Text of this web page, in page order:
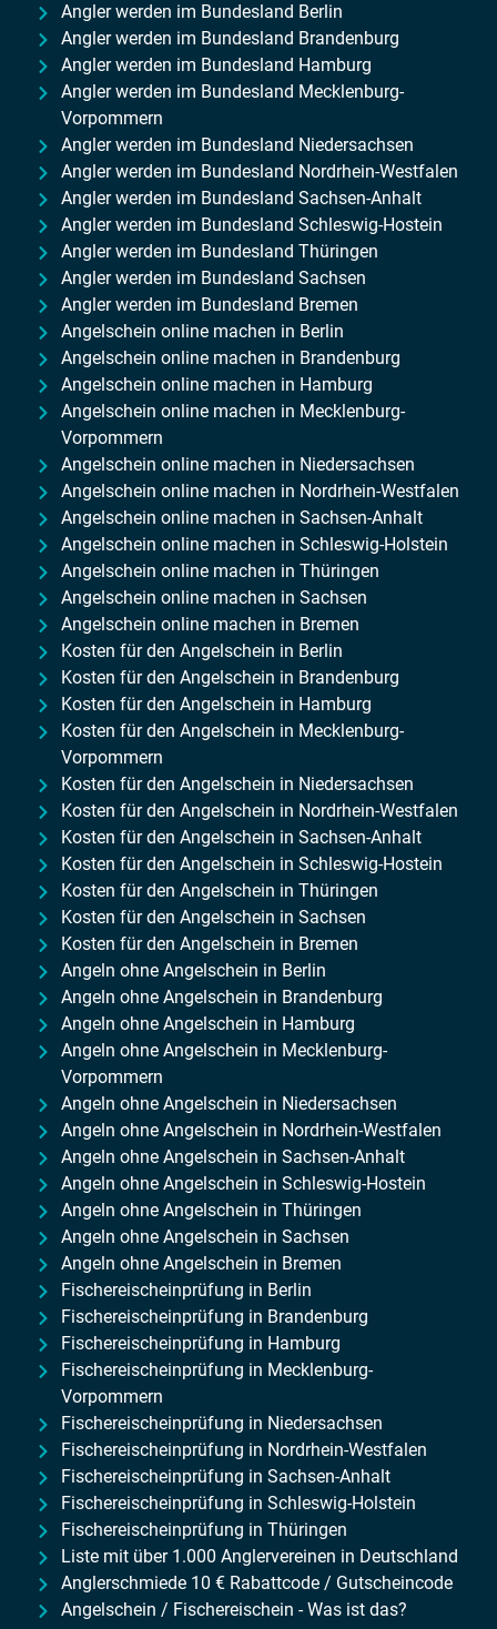
Angler werden im Bundesland Berlin
Angler werden im Bundesland Brandenburg
Angler werden im Bundesland Hamburg
Angler werden im Bundesland Mecklenburg-
Vorpommern
Angler werden im Bundesland Niedersachsen
Angler werden im Bundesland Nordrhein-Westfalen
Angler werden im Bundesland Sachsen-Anhalt
Angler werden im Bundesland Schleswig-Hostein
Angler werden im Bundesland Thüringen
Angler werden im Bundesland Sachsen
Angler werden im Bundesland Bremen
Angelschein online machen in Berlin
Angelschein online machen in Brandenburg
Angelschein online machen in Hamburg
Angelschein online machen in Mecklenburg-
Vorpommern
Angelschein online machen in Niedersachsen
Angelschein online machen in Nordrhein-Westfalen
Angelschein online machen in Sachsen-Anhalt
Angelschein online machen in Schleswig-Holstein
Angelschein online machen in Thüringen
Angelschein online machen in Sachsen
Angelschein online machen in Bremen
Kosten für den Angelschein in Berlin
Kosten für den Angelschein in Brandenburg
Kosten für den Angelschein in Hamburg
Kosten für den Angelschein in Mecklenburg-
Vorpommern
Kosten für den Angelschein in Niedersachsen
Kosten für den Angelschein in Nordrhein-Westfalen
Kosten für den Angelschein in Sachsen-Anhalt
Kosten für den Angelschein in Schleswig-Hostein
Kosten für den Angelschein in Thüringen
Kosten für den Angelschein in Sachsen
Kosten für den Angelschein in Bremen
Angeln ohne Angelschein in Berlin
Angeln ohne Angelschein in Brandenburg
Angeln ohne Angelschein in Hamburg
Angeln ohne Angelschein in Mecklenburg-
Vorpommern
Angeln ohne Angelschein in Niedersachsen
Angeln ohne Angelschein in Nordrhein-Westfalen
Angeln ohne Angelschein in Sachsen-Anhalt
Angeln ohne Angelschein in Schleswig-Hostein
Angeln ohne Angelschein in Thüringen
Angeln ohne Angelschein in Sachsen
Angeln ohne Angelschein in Bremen
Fischereischeinprüfung in Berlin
Fischereischeinprüfung in Brandenburg
Fischereischeinprüfung in Hamburg
Fischereischeinprüfung in Mecklenburg-
Vorpommern
Fischereischeinprüfung in Niedersachsen
Fischereischeinprüfung in Nordrhein-Westfalen
Fischereischeinprüfung in Sachsen-Anhalt
Fischereischeinprüfung in Schleswig-Holstein
Fischereischeinprüfung in Thüringen
Liste mit über 1.000 Anglervereinen in Deutschland
Anglerschmiede 10 € Rabattcode / Gutscheincode
Angelschein / Fischereischein - Was ist das?